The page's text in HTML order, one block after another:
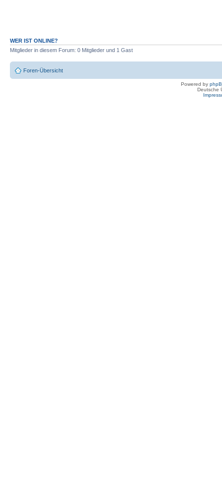
WER IST ONLINE?
Mitglieder in diesem Forum: 0 Mitglieder und 1 Gast
Foren-Übersicht
Powered by
Deutsche